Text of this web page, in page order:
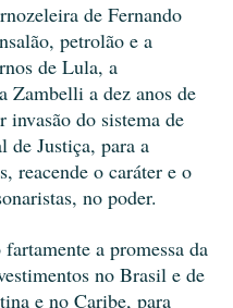
de Fernando
petrolão e a
de Lula, a
Zambelli a dez anos de
invasão do sistema de
de Justiça, para a
reacende o caráter e o
no poder.
a promessa da
no Brasil e de
e no Caribe, para